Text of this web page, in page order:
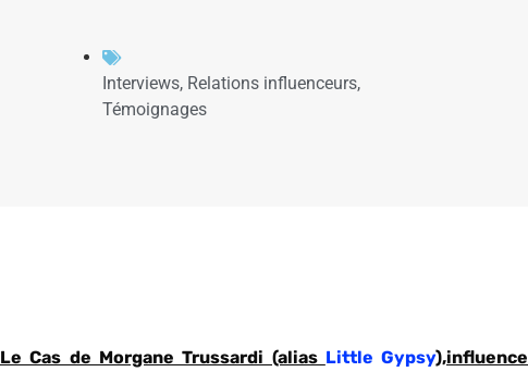
Interviews, Relations influenceurs,
Témoignages
Le Cas de Morgane Trussardi (alias Little Gypsy